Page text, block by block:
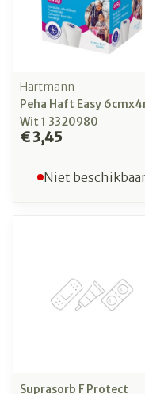
Hartmann
Peha Haft Easy
Wit 1 3320980
€ 3,45
Niet
Suprasorb F Protect